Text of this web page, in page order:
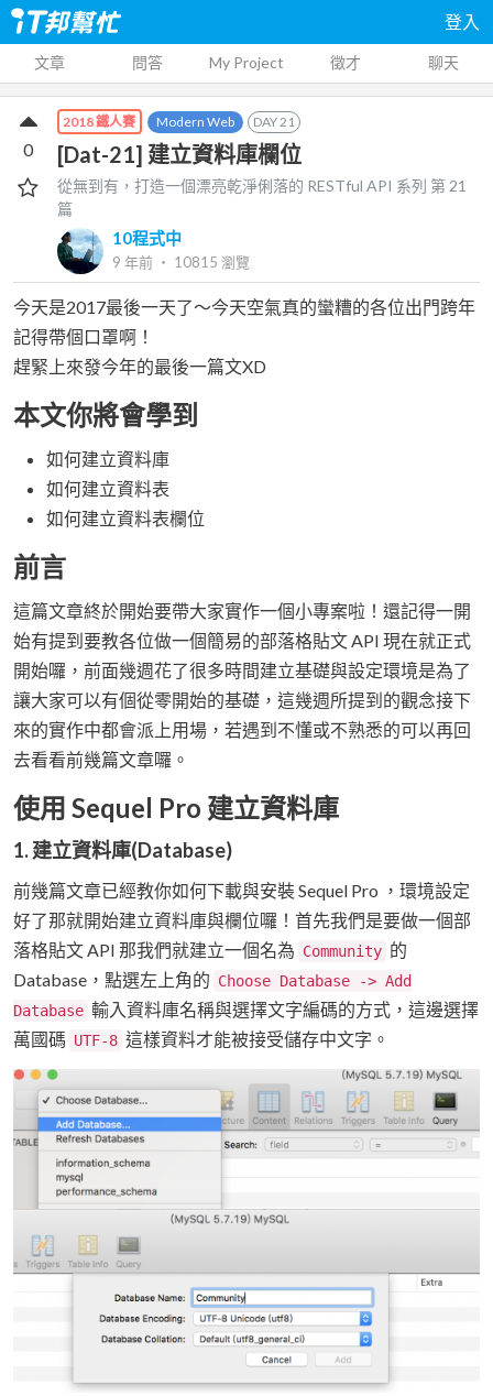
登入
文章 問答 My Project 徵才 聊天
2018 鐵人賽 Modern Web DAY21
[Dat-21] 建立資料庫欄位
從無到有，打造一個漂亮乾淨俐落的 RESTful API 系列 第21
篇
10程式中
9 年前 ‧ 10815 瀏覽
0
今天是2017最後一天了～今天空氣真的蠻糟的各位出門跨年
記得帶個口罩啊！
趕緊上來發今年的最後一篇文XD
本文你將會學到
如何建立資料庫
如何建立資料表
如何建立資料表欄位
前言
這篇文章終於開始要帶大家實作一個小專案啦！還記得一開
始有提到要教各位做一個簡易的部落格貼文 API 現在就正式
開始囉，前面幾週花了很多時間建立基礎與設定環境是為了
讓大家可以有個從零開始的基礎，這幾週所提到的觀念接下
來的實作中都會派上用場，若遇到不懂或不熟悉的可以再回
去看看前幾篇文章囉。
使用 Sequel Pro 建立資料庫
1. 建立資料庫(Database)
前幾篇文章已經教你如何下載與安裝 Sequel Pro ，環境設定
好了那就開始建立資料庫與欄位囉！首先我們是要做一個部
落格貼文 API 那我們就建立一個名為 Community 的
Database，點選左上角的 Choose Database -> Add
Database 輸入資料庫名稱與選擇文字編碼的方式，這邊選擇
萬國碼 UTF-8 這樣資料才能被接受儲存中文字。